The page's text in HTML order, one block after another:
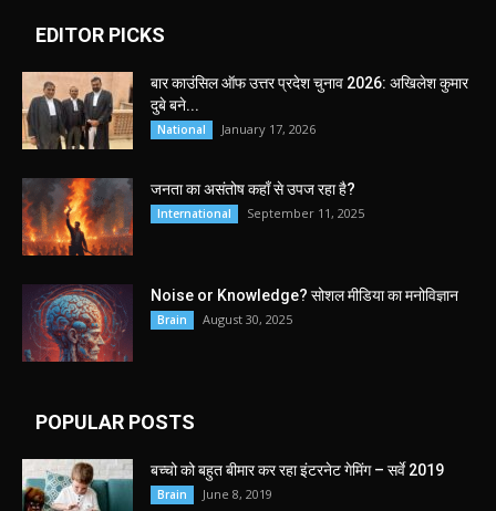
EDITOR PICKS
बार काउंसिल ऑफ उत्तर प्रदेश चुनाव 2026: अखिलेश कुमार
दुबे बने...
National January 17, 2026
जनता का असंतोष कहाँ से उपज रहा है?
International September 11, 2025
Noise or Knowledge? सोशल मीडिया का मनोविज्ञान
Brain August 30, 2025
POPULAR POSTS
बच्चो को बहुत बीमार कर रहा इंटरनेट गेमिंग – सर्वे 2019
Brain June 8, 2019